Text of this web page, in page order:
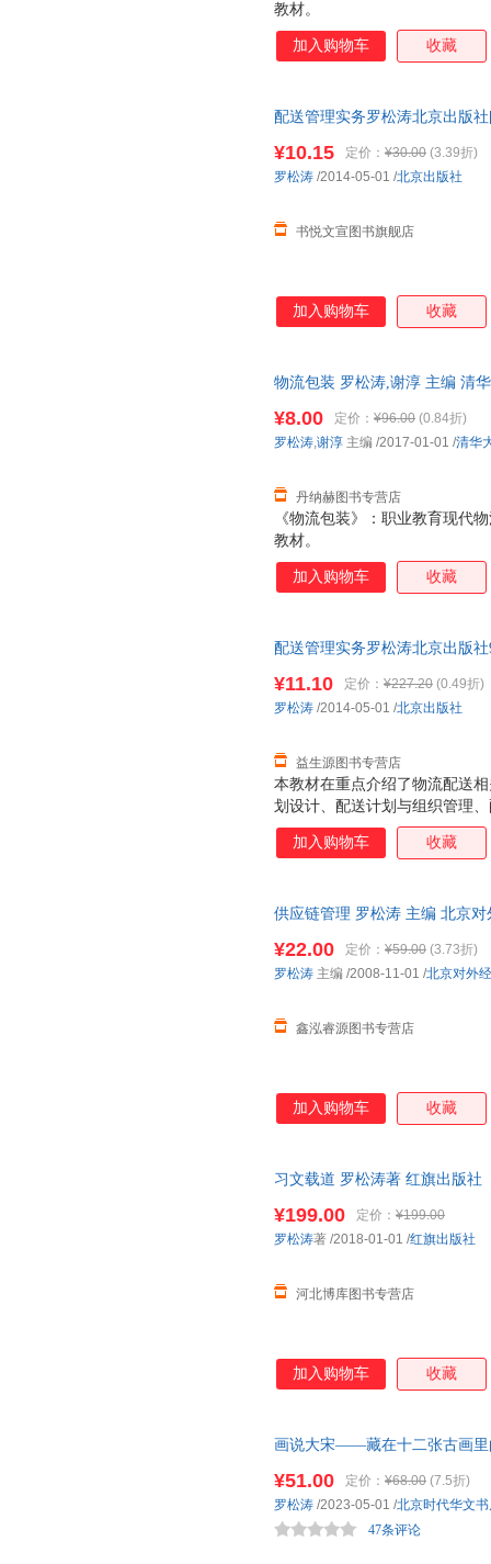
教材。
加入购物车 收藏
配送管理实务罗松涛北京出版
¥10.15 定价： ¥30.00 (3.39折)
书悦文宣图书旗舰店
罗松涛 /2014-05-01 /北京出版社
加入购物车 收藏
物流包装 罗松涛,谢淳 主编 清
《物流包装》：职业教育现代
教材。
¥8.00 定价： ¥96.00 (0.84折)
丹纳赫图书专营店
罗松涛,谢淳 主编 /2017-01-01 /清华
加入购物车 收藏
配送管理实务罗松涛北京出版
本教材在重点介绍了物流配送
划设计、配送计划与组织管理
量管理、配送绩效管理等部分
合案例来帮助学生理解，并且
¥11.10 定价： ¥227.20 (0.49折)
益生源图书专营店
罗松涛 /2014-05-01 /北京出版社
加入购物车 收藏
供应链管理 罗松涛 主编 北京
¥22.00 定价： ¥59.00 (3.73折)
鑫泓睿源图书专营店
罗松涛 主编 /2008-11-01 /北京对外
加入购物车 收藏
习文载道 罗松涛著 红旗出版社
¥199.00 定价： ¥199.00
河北博库图书专营店
罗松涛著 /2018-01-01 /红旗出版社
加入购物车 收藏
画说大宋——藏在十二张古画里
¥51.00 定价： ¥68.00 (7.5折)
47条评论
罗松涛 /2023-05-01 /北京时代华文